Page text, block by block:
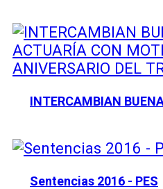
INTERCAMBIAN
Sentencias 2016 - PES